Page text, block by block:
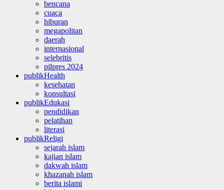
bencana
cuaca
hiburan
megapolitan
daerah
internasional
selebritis
pilpres 2024
publikHealth
kesehatan
konsultasi
publikEdukasi
pendidikan
pelatihan
literasi
publikReligi
sejarah islam
kajian islam
dakwah islam
khazanah islam
berita islami